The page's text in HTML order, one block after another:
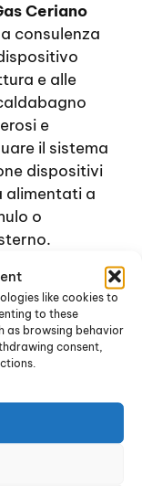
like cookies to
to these
as browsing behavior
consent,
Ceriano
consulenza
e alle
e
il sistema
dispositivi
alimentati a
o
gas è dovuto
anche
in
necessarie
La
a gas o
all’uso che si
ogni